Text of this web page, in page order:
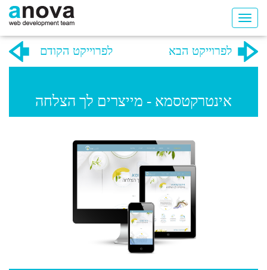
לפרוייקט הקודם לפרוייקט הבא
אינטרקטסמא - מייצרים לך הצלחה